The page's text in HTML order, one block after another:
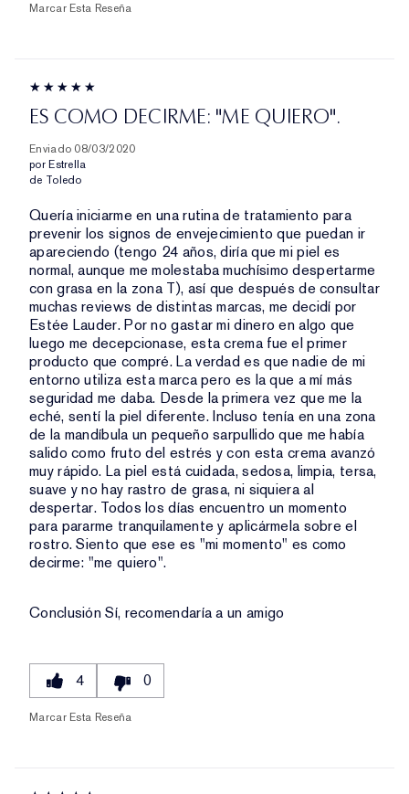
Marcar Esta Reseña
ES COMO DECIRME: "ME QUIERO".
Enviado 08/03/2020
por Estrella
de Toledo
Quería iniciarme en una rutina de tratamiento para
prevenir los signos de envejecimiento que puedan ir
apareciendo (tengo 24 años, diría que mi piel es
normal, aunque me molestaba muchísimo despertarme
con grasa en la zona T), así que después de consultar
muchas reviews de distintas marcas, me decidí por
Estée Lauder. Por no gastar mi dinero en algo que
luego me decepcionase, esta crema fue el primer
producto que compré. La verdad es que nadie de mi
entorno utiliza esta marca pero es la que a mí más
seguridad me daba. Desde la primera vez que me la
eché, sentí la piel diferente. Incluso tenía en una zona
de la mandíbula un pequeño sarpullido que me había
salido como fruto del estrés y con esta crema avanzó
muy rápido. La piel está cuidada, sedosa, limpia, tersa,
suave y no hay rastro de grasa, ni siquiera al
despertar. Todos los días encuentro un momento
para pararme tranquilamente y aplicármela sobre el
rostro. Siento que ese es "mi momento" es como
decirme: "me quiero".
ConclusiónSí, recomendaría a un amigo
4 0
Marcar Esta Reseña